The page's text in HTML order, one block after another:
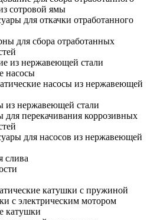
сотровой ямы
для откачки отработанного
для сбора отработанных
из нержавеющей стали
насосы
насосы из нержавеющей
из нержавеющей стали
для перекачивания коррозивных
для насосов из нержавеющей
слива
катушки с пружиной
с электрическим мотором
катушки